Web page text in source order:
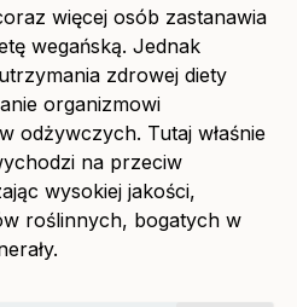
więcej osób zastanawia
wegańską. Jednak
zdrowej diety
organizmowi
odżywczych. Tutaj właśnie
na przeciw
wysokiej jakości,
roślinnych, bogatych w